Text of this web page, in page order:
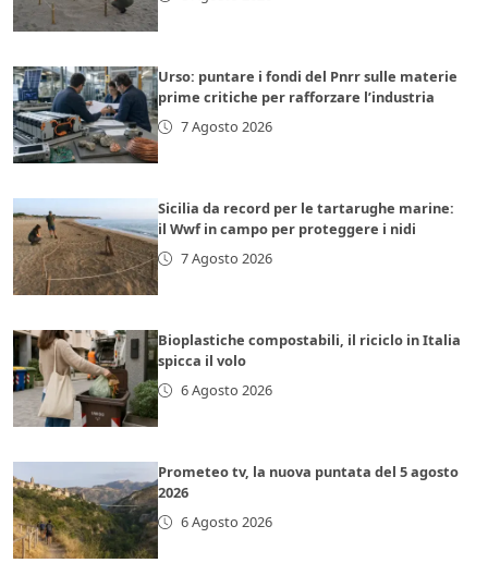
Urso: puntare i fondi del Pnrr sulle materie
prime critiche per rafforzare l’industria
7 Agosto 2026
Sicilia da record per le tartarughe marine:
il Wwf in campo per proteggere i nidi
7 Agosto 2026
Bioplastiche compostabili, il riciclo in Italia
spicca il volo
6 Agosto 2026
Prometeo tv, la nuova puntata del 5 agosto
2026
6 Agosto 2026